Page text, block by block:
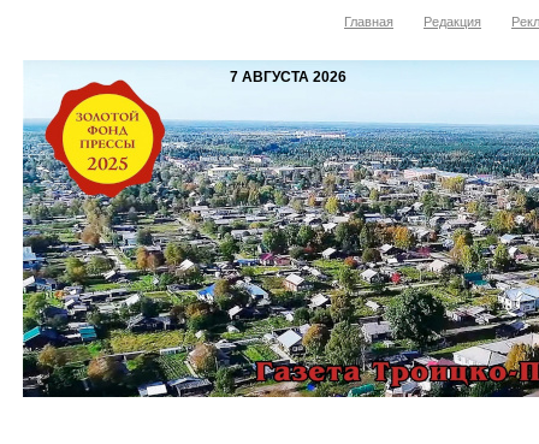
Главная Редакция
7 АВГУСТА 2026